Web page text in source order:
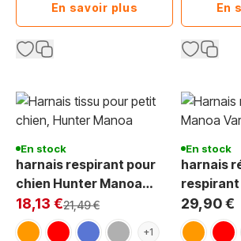
En savoir plus En
En stock
harnais respirant pour
chien Hunter Manoa
Vario Rapid
Exclu Web:
18,13 €Prix normal
21,49 €
orangerougebleu gris +1
En stock
harnais
respirant
Hunter
Quick
29,90 €
orange